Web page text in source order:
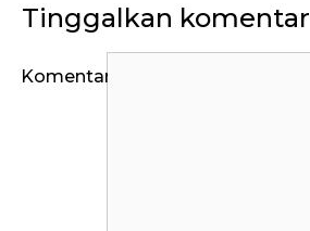
Tinggalkan komentar
Komentar